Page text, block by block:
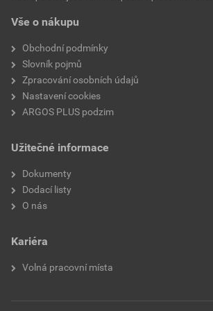
Vše o nákupu
Obchodní podmínky
Slovník pojmů
Zpracování osobních údajů
Nastavení cookies
ARGOS PLUS podzim
Užitečné informace
Dokumenty
Dodací listy
O nás
Kariéra
Volná pracovní místa